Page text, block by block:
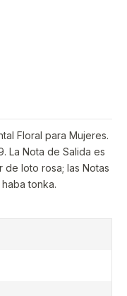
Floral para Mujeres.
La Nota de Salida es
de loto rosa; las Notas
tonka.